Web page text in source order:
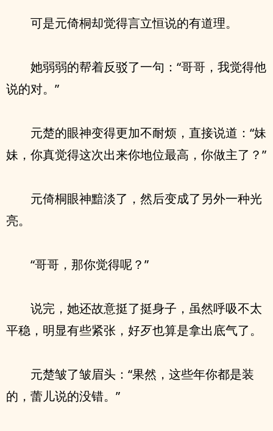
可是元倚桐却觉得言立恒说的有道理。
她弱弱的帮着反驳了一句：“哥哥，我觉得他
说的对。”
元楚的眼神变得更加不耐烦，直接说道：“妹
妹，你真觉得这次出来你地位最高，你做主了？”
元倚桐眼神黯淡了，然后变成了另外一种光
亮。
“哥哥，那你觉得呢？”
说完，她还故意挺了挺身子，虽然呼吸不太
平稳，明显有些紧张，好歹也算是拿出底气了。
元楚皱了皱眉头：“果然，这些年你都是装
的，蕾儿说的没错。”